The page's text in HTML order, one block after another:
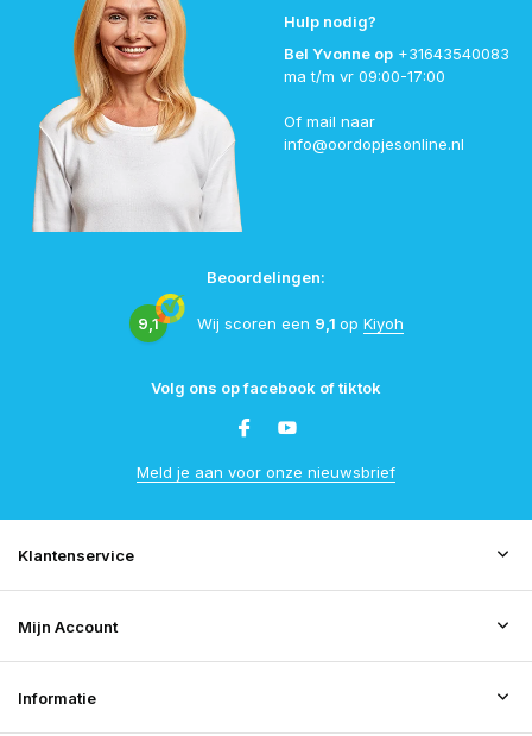
Hulp nodig?
Bel Yvonne op +31643540083
ma t/m vr 09:00-17:00
Of mail naar
info@oordopjesonline.nl
Beoordelingen:
9,1 Wij scoren een 9,1 op Kiyoh
Volg ons op facebook of tiktok
Meld je aan voor onze nieuwsbrief
Klantenservice
Mijn Account
Informatie